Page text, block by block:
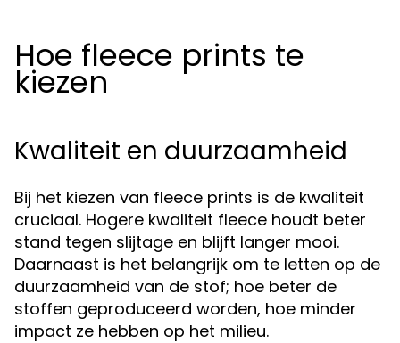
Hoe fleece prints te
kiezen
Kwaliteit en duurzaamheid
Bij het kiezen van fleece prints is de kwaliteit
cruciaal. Hogere kwaliteit fleece houdt beter
stand tegen slijtage en blijft langer mooi.
Daarnaast is het belangrijk om te letten op de
duurzaamheid van de stof; hoe beter de
stoffen geproduceerd worden, hoe minder
impact ze hebben op het milieu.